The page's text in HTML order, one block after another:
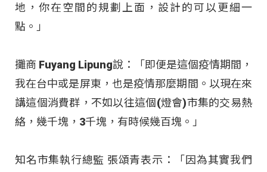
地，你在空間的規劃上面，設計的可以更細一
點。」
攤商 Fuyang Lipung說：「即便是這個疫情期間，
我在台中或是屏東，也是疫情那麼期間。以現在來
講這個消費群，不如以往這個(燈會)市集的交易熱
絡，幾千塊，3千塊，有時候幾百塊。」
知名市集執行總監 張頌青表示：「因為其實我們